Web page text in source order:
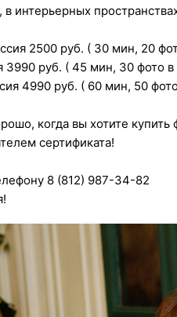
интерьерных
2500 руб. ( 30 мин, 20
3990 руб. ( 45 мин, 30 фото в
4990 руб. ( 60 мин, 50
когда вы хотите купить
сертификата!
8 (812) 987-34-82